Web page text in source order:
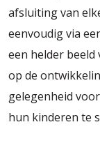
afsluiting van
eenvoudig via
een helder
op de
gelegenheid
hun kinderen te